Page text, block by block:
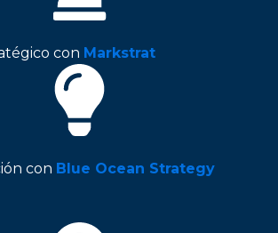
con Markstrat
con Blue Ocean Strategy